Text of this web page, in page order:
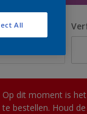
Op dit moment is
te bestellen. Houd
All